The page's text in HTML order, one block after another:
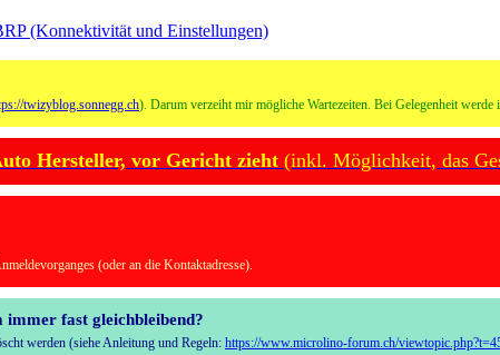
(Konnektivität und Einstellungen)
twizyblog.sonnegg.ch). Darum verzeiht mir mögliche Wartezeiten. Bei Gelegenheit
Hersteller, vor Gericht zieht (inkl. Möglichkeit, das
(oder an die Kontaktadresse).
fast gleichbleibend?
werden (siehe Anleitung und Regeln: https://www.microlino-forum.ch/